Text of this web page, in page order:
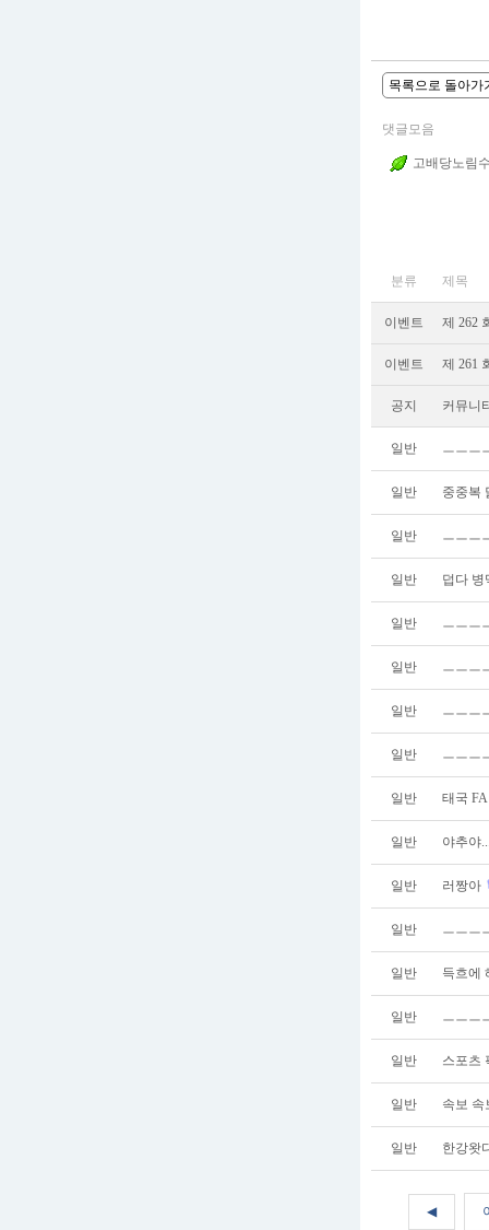
목록으로 돌아가
댓글모음
고배당노림
분류 제목
이벤트 제 262
이벤트 제 261
공지 커뮤니
일반 ㅡㅡㅡ
일반 중중복
일반 ㅡㅡㅡ
일반 덥다 병
일반 ㅡㅡㅡ
일반 ㅡㅡㅡ
일반 ㅡㅡㅡ
일반 ㅡㅡㅡ
일반 태국
일반 야추야
일반 러짱아
일반 ㅡㅡㅡ
일반 득흐에
일반 ㅡㅡㅡ
일반 스포츠
일반 속보 속
일반 한강왓
◀